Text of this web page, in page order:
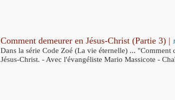
Comment demeurer en Jésus-Christ (Partie 3) |
Dans la série Code Zoé (La vie éternelle) ... "Comment
Jésus-Christ. - Avec l'évangéliste Mario Massicote -